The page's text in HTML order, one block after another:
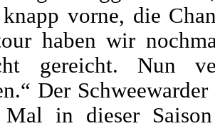
vorne, die
haben wir
gereicht. Nun
Der
Mal in dieser